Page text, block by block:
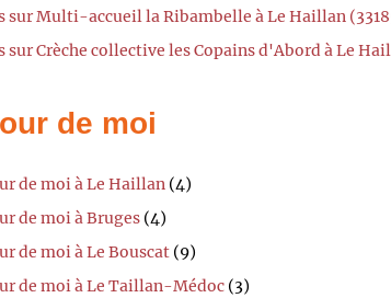
Multi-accueil la Ribambelle à Le Haillan
Crèche collective les Copains d'Abord à Le
de moi
de moi à Le Haillan (4)
de moi à Bruges (4)
de moi à Le Bouscat (9)
de moi à Le Taillan-Médoc (3)